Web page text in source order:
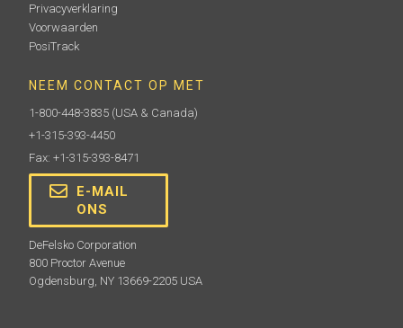
Pelican koffers voor PosiTector
inspectiekits
schuimrubberen inzetstuk om uw PosiTector veilig
vast te houden.
Privacyverklaring
Voorwaarden
PosiTrack
NEEM CONTACT OP MET
1-800-448-3835 (USA & Canada)
+1-315-393-4450
Fax: +1-315-393-8471
E-MAIL
ONS
DeFelsko Corporation
800 Proctor Avenue
Ogdensburg, NY 13669-2205 USA